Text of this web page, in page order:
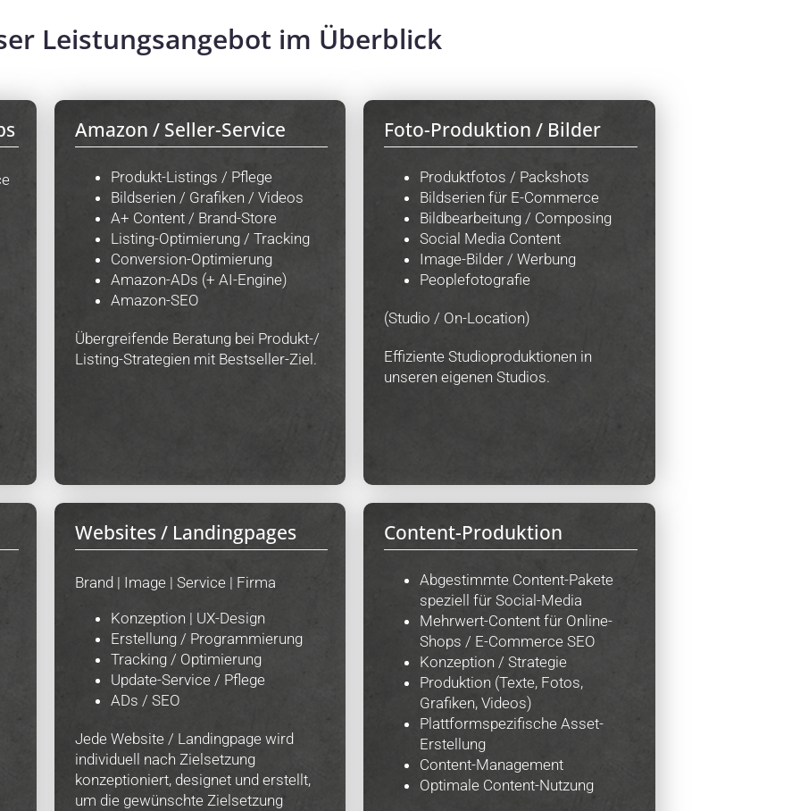
Leistungsangebot im Überblick
Amazon / Seller-Service
Produkt-Listings / Pflege
Bildserien / Grafiken / Videos
A+ Content / Brand-Store
Listing-Optimierung / Tracking
Conversion-Optimierung
Amazon-ADs (+ AI-Engine)
Amazon-SEO
Übergreifende Beratung bei Produkt-/
Listing-Strategien mit Bestseller-Ziel.
Foto-Produktion / Bilder
Produktfotos / Packshots
Bildserien für E-Commerce
Bildbearbeitung / Composing
Social Media Content
Image-Bilder / Werbung
Peoplefotografie
(Studio / On-Location)
Effiziente Studioproduktionen in
unseren eigenen Studios.
Websites / Landingpages
Brand | Image | Service | Firma
Konzeption | UX-Design
Erstellung / Programmierung
Tracking / Optimierung
Update-Service / Pflege
ADs / SEO
Jede Website / Landingpage wird
individuell nach Zielsetzung
konzeptioniert, designet und erstellt,
um die gewünschte Zielsetzung
Content-Produktion
Abgestimmte Content-Pakete
speziell für Social-Media
Mehrwert-Content für Online-
Shops / E-Commerce SEO
Konzeption / Strategie
Produktion (Texte, Fotos,
Grafiken, Videos)
Plattformspezifische Asset-
Erstellung
Content-Management
Optimale Content-Nutzung